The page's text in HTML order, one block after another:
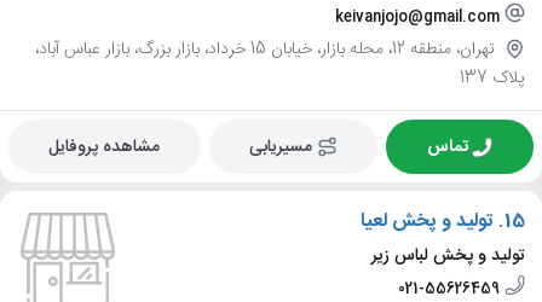
keivanjojo@gmail.com
تهران، منطقه 12، محله بازار، خیابان 15 خرداد، بازار بزرگ، بازار عباس آباد،
پلاک 137
تماس مسیریابی مشاهده پروفایل
15. تولید و پخش لعیا
تولید و پخش لباس زیر
021-55626459